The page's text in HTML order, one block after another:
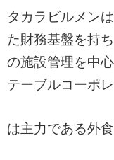
タカラビルメン
た財務基盤を持
の施設管理を中
テーブルコーポ
は主力である外